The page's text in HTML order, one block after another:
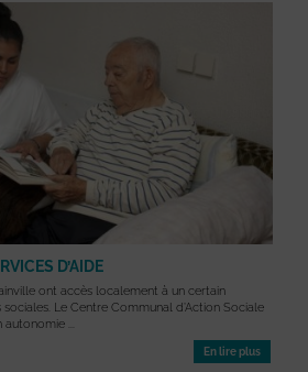
D’AIDE
ont accès localement à un certain
Le Centre Communal d’Action Sociale
...
En lire plus